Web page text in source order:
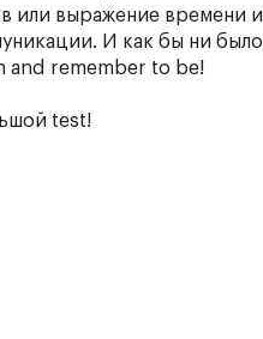
или выражение времени и
И как бы ни было
and remember to be!
test!